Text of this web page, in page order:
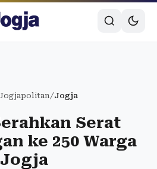
/Jogja
Serat
ke 250 Warga
Jogja